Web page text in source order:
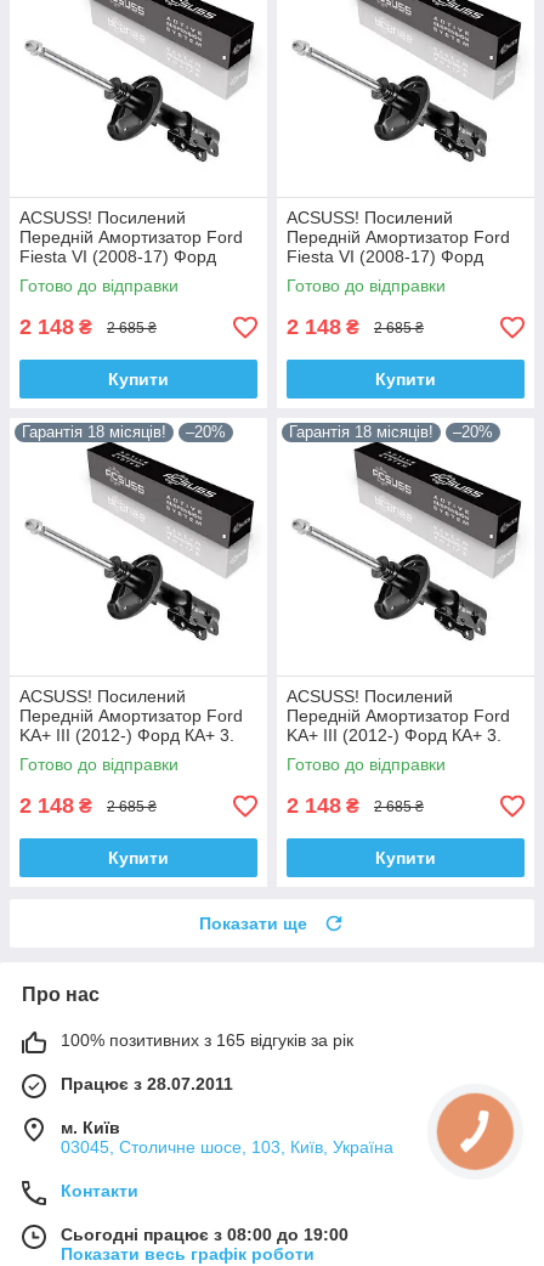
ACSUSS! Посилений
Передній Амортизатор Ford
Fiesta VI (2008-17) Форд
Фіеста VI. Лівий. 335829 ,
3348057 Корея!
Готово до відправки
2 148 ₴ 2 685 ₴
Купити
ACSUSS! Посилений
Передній Амортизатор Ford
Fiesta VI (2008-17) Форд
Фіеста VI. Правий. 335830 ,
3348056 Корея!
Готово до відправки
2 148 ₴ 2 685 ₴
Купити
Гарантія 18 місяців! –20%
ACSUSS! Посилений
Передній Амортизатор Ford
KA+ III (2012-) Форд КА+ 3.
Лівий. 335829 , 3348057
Корея!
Готово до відправки
2 148 ₴ 2 685 ₴
Купити
Гарантія 18 місяців! –20%
ACSUSS! Посилений
Передній Амортизатор Ford
KA+ III (2012-) Форд КА+ 3.
Правий. 335830 , 3348056
Корея!
Готово до відправки
2 148 ₴ 2 685 ₴
Купити
Показати ще
Про нас
100% позитивних з 165 відгуків за рік
Працює з 28.07.2011
м. Київ
03045, Столичне шосе, 103, Київ, Україна
Контакти
Сьогодні працює з 08:00 до 19:00
Показати весь графік роботи